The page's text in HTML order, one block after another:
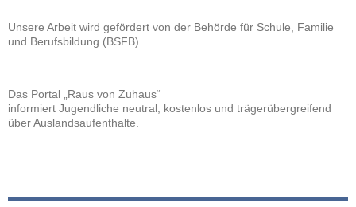
Unsere Arbeit wird gefördert von der Behörde für Schule, Familie
und Berufsbildung (BSFB).
Das Portal „Raus von Zuhaus“
informiert Jugendliche neutral, kostenlos und trägerübergreifend
über Auslandsaufenthalte.